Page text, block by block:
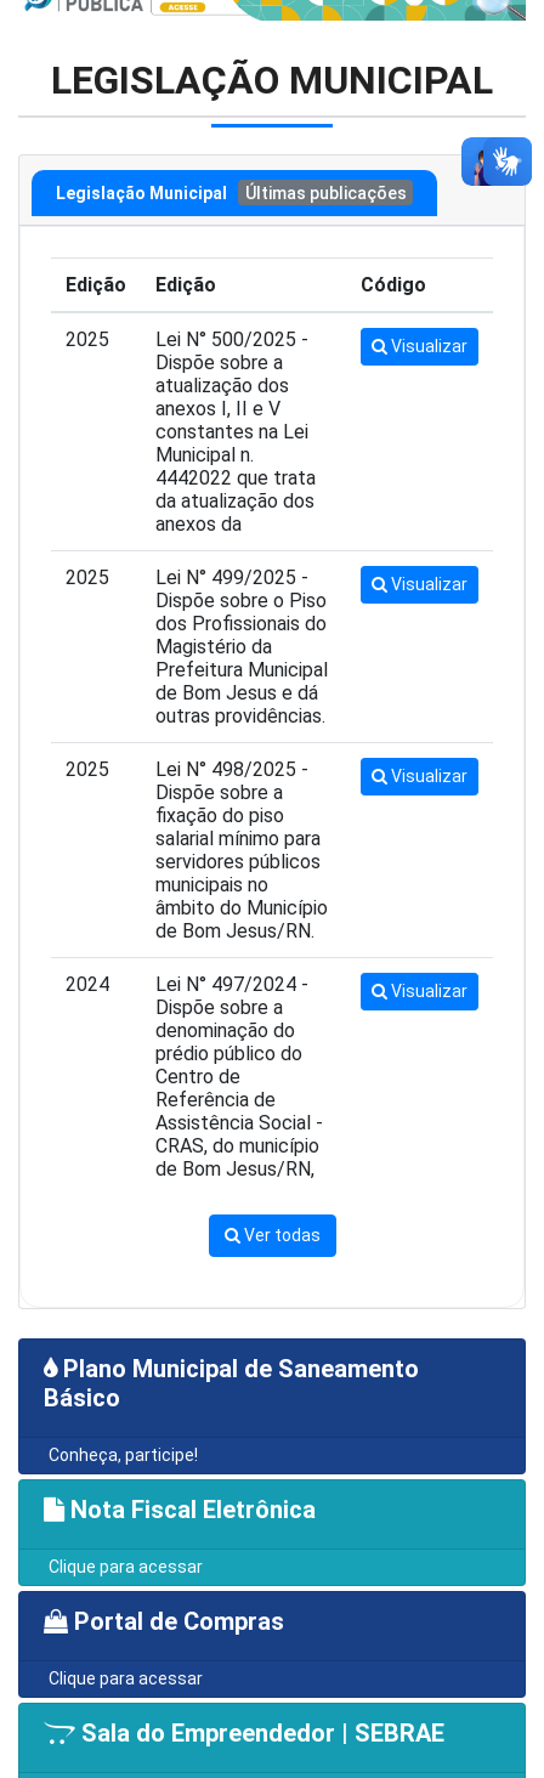
LEGISLAÇÃO MUNICIPAL
Legislação Municipal Últimas publicações
Edição Edição Código
2025
Lei N° 500/2025 -
Dispõe sobre a
atualização dos
anexos I, II e V
constantes na Lei
Municipal n.
4442022 que trata
da atualização dos
anexos da
Visualizar
2025
Lei N° 499/2025 -
Dispõe sobre o Piso
dos Profissionais do
Magistério da
Prefeitura Municipal
de Bom Jesus e dá
outras providências.
Visualizar
2025
Lei N° 498/2025 -
Dispõe sobre a
fixação do piso
salarial mínimo para
servidores públicos
municipais no
âmbito do Município
de Bom Jesus/RN.
Visualizar
2024
Lei N° 497/2024 -
Dispõe sobre a
denominação do
prédio público do
Centro de
Referência de
Assistência Social -
CRAS, do município
de Bom Jesus/RN,
Visualizar
Ver todas
Plano Municipal de Saneamento
Básico
Conheça, participe!
Nota Fiscal Eletrônica
Clique para acessar
Portal de Compras
Clique para acessar
Sala do Empreendedor | SEBRAE